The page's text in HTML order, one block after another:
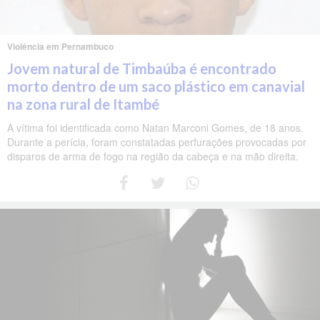
Violência em Pernambuco
Jovem natural de Timbaúba é encontrado
morto dentro de um saco plástico em canavial
na zona rural de Itambé
A vítima foi identificada como Natan Marconi Gomes, de 18 anos.
Durante a perícia, foram constatadas perfurações provocadas por
disparos de arma de fogo na região da cabeça e na mão direita.